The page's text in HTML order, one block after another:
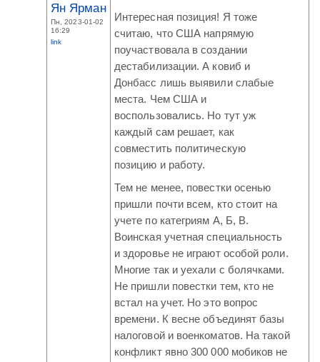
Ян Ярман
Пн, 2023-01-02
16:29
link
Интересная позиция! Я тоже
считаю, что США напрямую
поучаствовала в создании
дестабилизации. А ковиб и
Донбасс лишь выявили слабые
места. Чем США и
воспользовались. Но тут уж
каждый сам решает, как
совместить политическую
позицию и работу.
Тем не менее, повестки осенью
пришли почти всем, кто стоит на
учете по категриям А, Б, В.
Воинская учетная специальность
и здоровье не играют особой роли.
Многие так и уехали с болячками.
Не пришли повестки тем, кто не
встал на учет. Но это вопрос
времени. К весне объединят базы
налоговой и военкоматов. На такой
конфликт явно 300 000 мобиков не